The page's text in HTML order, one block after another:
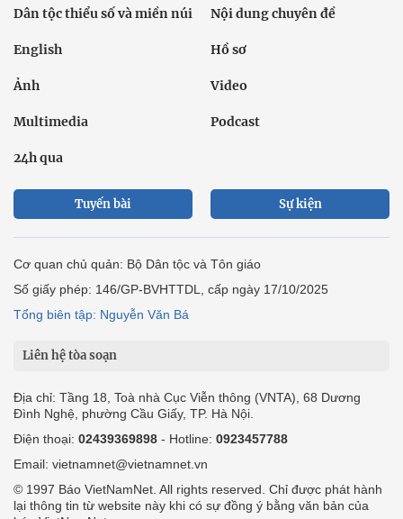
Dân tộc thiểu số và miền núi Nội dung chuyên đề
English Hồ sơ
Ảnh Video
Multimedia Podcast
24h qua
Tuyến bài Sự kiện
Cơ quan chủ quản: Bộ Dân tộc và Tôn giáo
Số giấy phép: 146/GP-BVHTTDL, cấp ngày 17/10/2025
Tổng biên tập: Nguyễn Văn Bá
Liên hệ tòa soạn
Địa chỉ: Tầng 18, Toà nhà Cục Viễn thông (VNTA), 68 Dương
Đình Nghệ, phường Cầu Giấy, TP. Hà Nội.
Điện thoại: 02439369898 - Hotline: 0923457788
Email: vietnamnet@vietnamnet.vn
© 1997 Báo VietNamNet. All rights reserved. Chỉ được phát hành
lại thông tin từ website này khi có sự đồng ý bằng văn bản của